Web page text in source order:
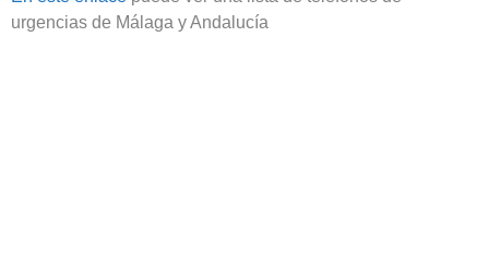
urgencias de Málaga y Andalucía